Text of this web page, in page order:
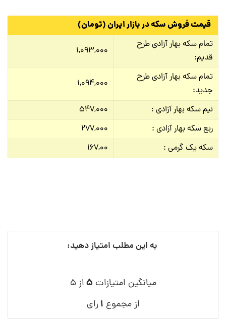
قیمت فروش سکه در بازار ایران (تومان)
تمام سکه بهار آزادی طرح
قدیم:
۱,۰۹۳,۰۰۰
تمام سکه بهار آزادی طرح
جدید:
۱,۰۹۴,۰۰۰
نیم سکه بهار آزادی :
۵۴۷,۰۰۰
ربع سکه بهار آزادی :
۲۷۷,۰۰۰
سکه یک گرمی :
۱۶۷,۰۰
به این مطلب امتیاز دهید:
میانگین امتیازات ۵از ۵
از مجموع ۱ رای